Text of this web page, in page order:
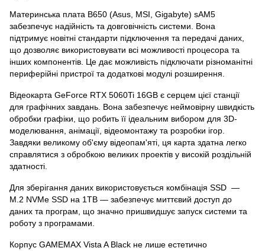
Материнська плата B650 (Asus, MSI, Gigabyte) sAM5
забезпечує надійність та довговічність системи. Вона
підтримує новітні стандарти підключення та передачі даних,
що дозволяє використовувати всі можливості процесора та
інших компонентів. Це дає можливість підключати різноманітні
периферійні пристрої та додаткові модулі розширення.
Відеокарта GeForce RTX 5060Ti 16GB є серцем цієї станції
для графічних завдань. Вона забезпечує неймовірну швидкість
обробки графіки, що робить її ідеальним вибором для 3D-
моделювання, анімації, відеомонтажу та розробки ігор.
Завдяки великому об'єму відеопам'яті, ця карта здатна легко
справлятися з обробкою великих проектів у високій роздільній
здатності.
Для зберігання даних використовується комбінація SSD —
M.2 NVMe SSD на 1TB — забезпечує миттєвий доступ до
даних та програм, що значно пришвидшує запуск системи та
роботу з програмами.
Корпус GAMEMAX Vista A Black не лише естетично